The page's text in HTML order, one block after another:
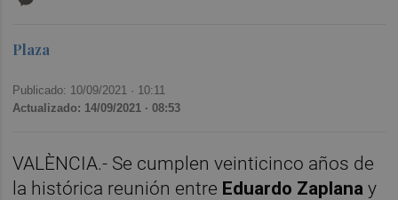
Plaza
Publicado: 10/09/2021 · 10:11
Actualizado: 14/09/2021 · 08:53
VALÈNCIA.- Se cumplen veinticinco años de
la histórica reunión entre Eduardo Zaplana y